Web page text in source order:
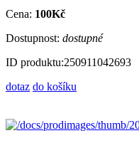
Cena: 100Kč
Dostupnost: dostupné
ID produktu:250911042693
dotaz do košíku